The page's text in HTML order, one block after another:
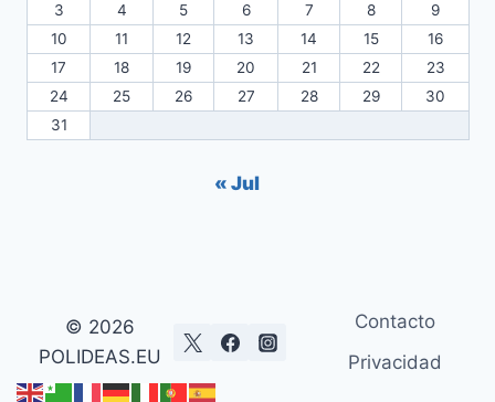
3
4 5 6 7 8
9
10
11 12 13 14 15
16
17
18 19 20 21 22
23
24
25 26 27 28 29
30
31
« Jul
© 2026
POLIDEAS.EU
Contacto
Privacidad